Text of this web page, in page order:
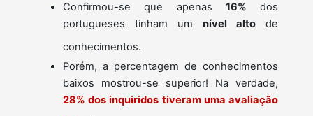
Confirmou-se que apenas 16% dos
portugueses tinham um nível alto de
conhecimentos.
Porém, a percentagem de conhecimentos
baixos mostrou-se superior! Na verdade,
28% dos inquiridos tiveram uma avaliação